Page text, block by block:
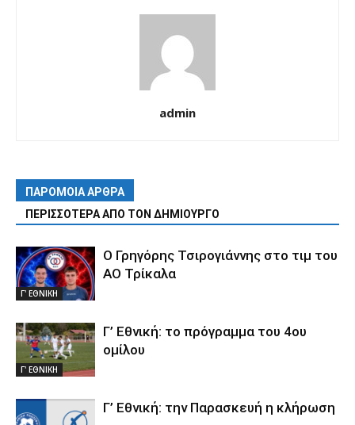
admin
ΠΑΡΟΜΟΙΑ ΑΡΘΡΑ
ΠΕΡΙΣΣΟΤΕΡΑ ΑΠΟ ΤΟΝ ΔΗΜΙΟΥΡΓΟ
Γ' ΕΘΝΙΚΗ
Ο Γρηγόρης Τσιρογιάννης στο τιμ του
ΑΟ Τρίκαλα
Γ' ΕΘΝΙΚΗ
Γ’ Εθνική: το πρόγραμμα του 4ου
ομίλου
Γ’ Εθνική: την Παρασκευή η κλήρωση